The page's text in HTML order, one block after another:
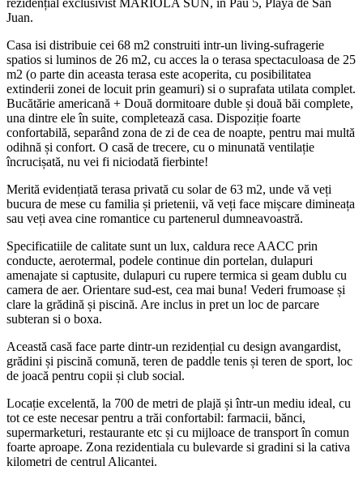
rezidențial exclusivist MARIOLA SUN, în Pau 5, Playa de San
Juan.
Casa isi distribuie cei 68 m2 construiti intr-un living-sufragerie
spatios si luminos de 26 m2, cu acces la o terasa spectaculoasa de 25
m2 (o parte din aceasta terasa este acoperita, cu posibilitatea
extinderii zonei de locuit prin geamuri) si o suprafata utilata complet.
Bucătărie americană + Două dormitoare duble și două băi complete,
una dintre ele în suite, completează casa. Dispoziție foarte
confortabilă, separând zona de zi de cea de noapte, pentru mai multă
odihnă și confort. O casă de trecere, cu o minunată ventilație
încrucișată, nu vei fi niciodată fierbinte!
Merită evidențiată terasa privată cu solar de 63 m2, unde vă veți
bucura de mese cu familia și prietenii, vă veți face mișcare dimineața
sau veți avea cine romantice cu partenerul dumneavoastră.
Specificatiile de calitate sunt un lux, caldura rece AACC prin
conducte, aerotermal, podele continue din portelan, dulapuri
amenajate si captusite, dulapuri cu rupere termica si geam dublu cu
camera de aer. Orientare sud-est, cea mai buna! Vederi frumoase și
clare la grădină și piscină. Are inclus in pret un loc de parcare
subteran si o boxa.
Această casă face parte dintr-un rezidențial cu design avangardist,
grădini și piscină comună, teren de paddle tenis și teren de sport, loc
de joacă pentru copii și club social.
Locație excelentă, la 700 de metri de plajă și într-un mediu ideal, cu
tot ce este necesar pentru a trăi confortabil: farmacii, bănci,
supermarketuri, restaurante etc și cu mijloace de transport în comun
foarte aproape. Zona rezidentiala cu bulevarde si gradini si la cativa
kilometri de centrul Alicantei.